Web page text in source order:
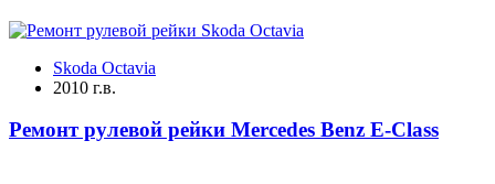
Skoda Octavia
2010 г.в.
Ремонт рулевой рейки Mercedes Benz E-Class